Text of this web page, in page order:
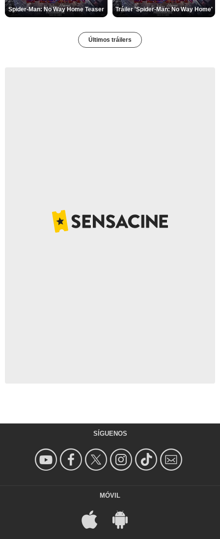
Spider-Man: No Way Home Teaser Tráiler 'Spider-Man: No Way Home'
Últimos tráilers
SÍGUENOS
MÓVIL